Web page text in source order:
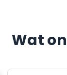
Wat